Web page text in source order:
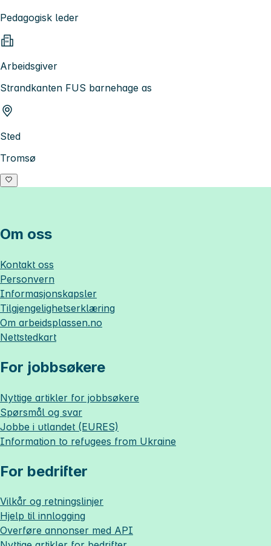
Pedagogisk leder
Arbeidsgiver
Strandkanten FUS barnehage as
Sted
Tromsø
Om oss
Kontakt oss
Personvern
Informasjonskapsler
Tilgjengelighetserklæring
Om arbeidsplassen.no
Nettstedkart
For jobbsøkere
Nyttige artikler for jobbsøkere
Spørsmål og svar
Jobbe i utlandet (EURES)
Information to refugees from Ukraine
For bedrifter
Vilkår og retningslinjer
Hjelp til innlogging
Overføre annonser med API